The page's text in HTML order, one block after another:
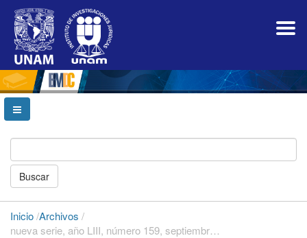
Navegación
principal
Contenido
principal
Barra
lateral
Buscar
Inicio/Archivos /
nueva serie, año LIII, número 159, septiembre-diciembre de 2020